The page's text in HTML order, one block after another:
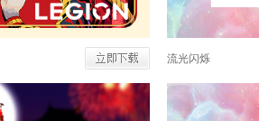
流光闪烁